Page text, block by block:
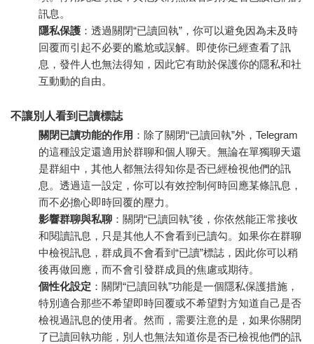
訊息。
隱私保護 ：透過關閉“已讀回執”，你可以避免因為未及時
回覆而引起不必要的尷尬或誤解。即使你已經查看了訊
息，發件人也無法得知，因此它有助於保護你的隱私和社
互動動的自由。
不讓別人看到已讀標誌
關閉已讀功能的作用 ：除了關閉“已讀回執”外，Telegram
的這種設定還適用於群聊和個人聊天。無論在單獨聊天還
是群組中，其他人都無法得知你是否已經檢視他們的訊
息。透過這一設定，你可以有效控制何時回應某條訊息，
而不必擔心即時回覆的壓力。
影響群聊與私聊 ：關閉“已讀回執”後，你依然能正常接收
和閱讀訊息，只是其他人不會看到已讀勾。如果你在群聊
中檢視訊息，群成員不會看到“已讀”標誌，因此你可以稍
後再做回應，而不會引發群成員的焦慮或期待。
個性化設定 ：關閉“已讀回執”功能是一個隱私保護措施，
特別適合那些不希望即時回覆或不希望對方知道自己是否
檢視過訊息的使用者。然而，需要注意的是，如果你關閉
了已讀回執功能，別人也無法知道你是否已檢視他們的訊